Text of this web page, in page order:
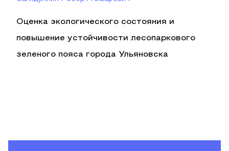
Оценка экологического состояния и
повышение устойчивости лесопаркового
зеленого пояса города Ульяновска